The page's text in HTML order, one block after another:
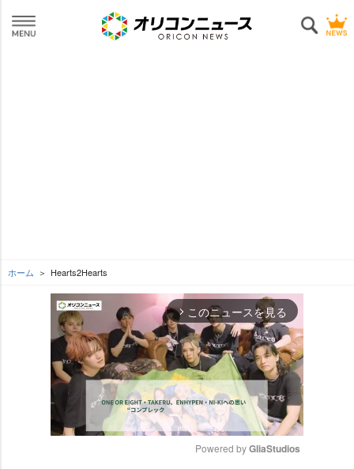
ホーム Hearts2Hearts
arrow_forward_ios このニュースを見る
Powered by GliaStudios